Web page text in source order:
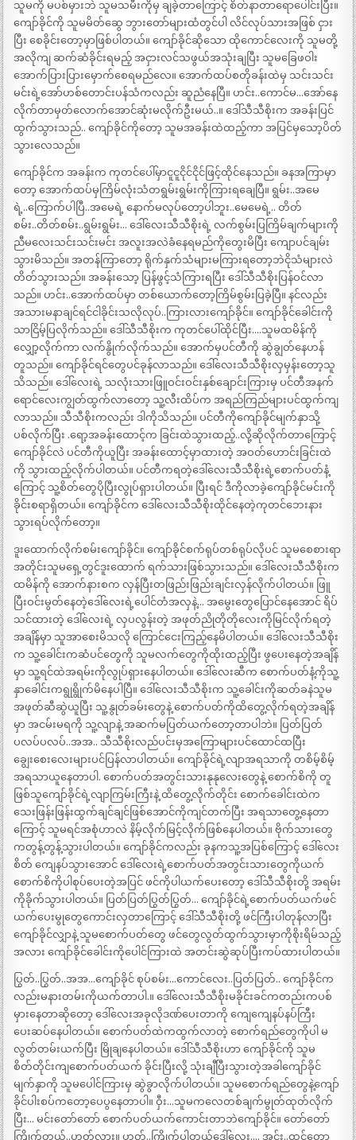
သူမကို မပစ်မှားဘဲ သူမသမီးကိုမှ ချခဲ့တာကြောင့် စိတ်နာတာရောပေါင်းပြီး။
ကျော်ခိုင်ကို သူမမိတ်ဆွေ ဘွားတော်များထံတွင်ပါ လိင်လုပ်သားအဖြစ် ငှား
ပြီး စေခိုင်းတော့မှာဖြစ်ပါတယ်။ ကျော်ခိုင်ဆိုသော ထိုကောင်လေးကို သူမတို့
အလိုကျ ဆက်ဆံခိုင်းရမည့် အငှားလင်သဖွယ်အသုံးချပြီး သူမခြေဖဝါး
အောက်ပြားပြားမှောက်စေရမည်လေ။ အောက်ထပ်စတိုခန်းထဲမှ သင်းသင်း
မင်းရဲ့အော်ဟစ်တောင်းပန်သံကလည်း ဆူညံနေပြီ။ ဟင်း..ကောင်မ…အော်နေ
လိုက်တာမှတ်လောက်အောင်ဆုံးမလိုက်ဦးမယ်..။ ဒေါ်သီသီစိုးက အခန်းပြင်
ထွက်သွားသည်.. ကျော်ခိုင်ကိုတော့ သူမအခန်းထဲထည့်ကာ အပြင်မှသော့ပိတ်
သွားလေသည်။
ကျော်ခိုင်က အခန်းက ကုတင်ပေါ်မှာငူငူငိုင်ငိုင်ဖြင့်ထိုင်နေသည်။ ခနအကြာမှာ
တော့ အောက်ထပ်မှကြိမ်လုံးသံတရွမ်းရွမ်းကိုကြားရချေပြီ။ ရွမ်း..အမေ
ရဲ့..ကြောက်ပါပြီ..အမေရဲ့ နောက်မလုပ်တော့ပါဘူး..မေမေရဲ့.. တိတ်
စမ်း..တိတ်စမ်း..ရွမ်းရွမ်း… ဒေါ်လေးသီသီစိုးရဲ့ လက်စွမ်းပြကြိမ်ချက်များကို
ညီမလေးသင်းသင်းမင်း အလူးအလဲခံနေရမည်ကိုတွေးမိပြီး ကျောပင်ချမ်း
သွားမိသည်။ အတန်ကြာတော့ ရိုက်နှက်သံများမကြားရတော့ဘဲငိုသံများလဲ
တိတ်သွားသည်။ အခန်းသော့ ပြန်ဖွင့်သံကြားရပြီး ဒေါ်သီသီစိုးပြန်ဝင်လာ
သည်။ ဟင်း..အောက်ထပ်မှာ တစ်ယောက်တော့ကြိမ်စွမ်းပြခဲ့ပြီ။ နင်လည်း
အသားမနာချင်ရင်ငါခိုင်းသလိုလုပ်..ကြားလားကျော်ခိုင်။ ကျော်ခိုင်ခေါင်းကို
သာငြိမ့်ပြလိုက်သည်။ ဒေါ်သီသီစိုးက ကုတင်ပေါ်ထိုင်ပြီး….သူမထမိန်ကို
လျှော့လိုက်ကာ လက်နွိုက်လိုက်သည်။ အောက်မှပင်တီကို ဆွဲချွတ်နေဟန်
တူသည်။ ကျော်ခိုင်ရင်တွေပင်ခုန်လာသည်။ ဒေါ်လေးသီသီစိုးလှမှန်းတော့သူ
သိသည်။ ဒေါ်လေးရဲ့ သလုံးသားဖြူဝင်းဝင်းနှစ်ချောင်းကြားမှ ပင်တီအနက်
ရောင်လေးကျွတ်ထွက်လာတော့ သူ့လီးထိပ်က အရည်ကြည်များပင်ထွက်ကျ
လာသည်။ သီသီစိုးကလည်း ဒါကိုသိသည်။ ပင်တီကိုကျော်ခိုင်မျက်နှာသို့
ပစ်လိုက်ပြီး .ရော့အခန်းထောင့်က ခြင်းထဲသွားထည့်..လို့ဆိုလိုက်တာကြောင့်
ကျော်ခိုင်လဲ ပင်တီကိုယူပြီး အခန်းထောင့်မှာထားတဲ့ အဝတ်ဟောင်းခြင်းထဲ
ကို သွားထည့်လိုက်ပါတယ်။ ပင်တီကရတဲ့ဒေါ်လေးသီသီစိုးရဲ့စောက်ပတ်နံ့
ကြောင့် သူ့စိတ်တွေပိုပြီးလွုပ်ရှားပါတယ်။ ပြီးရင် ဒီကိုလာခဲ့ကျော်ခိုင်မင်းကို
ခိုင်းစရာရှိတယ်။ ကျော်ခိုင်က ဒေါ်လေးသီသီစိုးထိုင်နေတဲ့ကုတင်ဘေးနား
သွားရပ်လိုက်တော့။
ဒူးထောက်လိုက်စမ်းကျော်ခိုင်။ ကျော်ခိုင်စက်ရုပ်တစ်ရုပ်လိုပင် သူမစေစားရာ
အတိုင်းသူမရှေ့တွင်ဒူးထောက် ရက်သားဖြစ်သွားသည်။ ဒေါ်လေးသီသီစိုးက
ထမိန်ကို အောက်နားစက လှန်ပြီးတဖြည်းဖြည်းချင်းလှန်လိုက်ပါတယ်။ ဖြူ
ပြီးဝင်းမွတ်နေတဲ့ဒေါ်လေးရဲ့ပေါင်တံအလှနဲ့… အမွေးတွေပြောင်နေအောင် ရိပ်
သင်ထားတဲ့ ဒေါ်လေးရဲ့ လှပလွန်းတဲ့ အဖုတ်ညိုတိုတိုလေးကိုမြင်လိုက်ရတဲ့
အချိန်မှာ သူအာစေးမိသလို ကြောင်ငေးကြည့်နေမိပါတယ်။ ဒေါ်လေးသီသီစိုး
က သူ့ခေါင်းကဆံပင်တွေကို သူမလက်တွေကိုထိုးထည့်ပြီး ဖွပေးနေတဲ့အချိန်
မှာ သူ့ရင်ထဲအရမ်းကိုလွုပ်ရှားနေပါတယ်။ ဒေါ်လေးဆီက စောက်ပတ်နံ့ကိုသူ့
နှာခေါင်းကရွုရွိုက်မိနေပါပြီ။ ဒေါ်လေးသီသီစိုးက သူ့ခေါင်းကိုဆတ်ခနဲသူမ
အဖုတ်ဆီဆွဲယူပြီး သူ့နွုတ်ခမ်းတွေနဲ့ စောက်ပတ်ကိုထိတွေ့လိုက်ရတဲ့အချိန်
မှာ အငမ်းမရကို သူ့လျာနဲ့ အဆက်မပြတ်ယက်တော့တာပါဘဲ။ ပြတ်ပြတ်
ပလပ်ပလပ်..အအ.. သီသီစိုးလည်ပင်းမှအကြောများပင်ထောင်ထပြီး
ချွေးစေးလေးများပင်ပြန်လာပါတယ်။ ကျော်ခိုင်ရဲ့လျာအရသာကို တစိမ့်စိမ့်
အရသာယူနေတာပါ. စောက်ပတ်အတွင်းသားနုနုလေးတွေနဲ့ စောက်စိကို တူ
ဖြစ်သူကျော်ခိုင်ရဲ့လျာကြမ်းကြီးနဲ့ ထိတွေ့လိုက်တိုင်း စောက်ခေါင်းထဲက
သေးဖြန်းဖြန်းထွက်ချင်ချင်ဖြစ်အောင်ကိုကျင်တက်ပြီး အရသာတွေ့နေတာ
ကြောင့် သူမရင်အစုံဟာလဲ နိမ့်လိုက်မြင့်လိုက်ဖြစ်နေပါတယ်။ ဗိုက်သားတွေ
ကတွန့်တွန့်သွားပါတယ်။ ကျော်ခိုင်ကလည်း ခုနကသူ့အပြစ်ကြောင့် ဒေါ်လေး
စိတ် ကျေနပ်သွားအောင် ဒေါ်လေးရဲ့စောက်ပတ်အတွင်းသားတွေကိုယက်
စောက်စိကိုပါစုပ်ပေးတဲ့အပြင် ဖင်ကိုပါယက်ပေးတော့ ဒေါ်သီသီစိုးတို့ အရမ်း
ကိုခိုက်သွားပါတယ်။ ပြတ်ပြတ်ပြွတ်ပြွတ်… ကျော်ခိုင်ရဲ့စောက်ပတ်ယက်ဖင်
ယက်ပေးမွုတွေကောင်းလှတာကြောင့် ဒေါ်သီသီစိုးတို့ ဖင်ကြီးပါတုန်လာပြီး
ကျော်ခိုင်လျှာနဲ့ သူမစောက်ပတ်တွေ ဖင်တွေလွတ်ထွက်သွားမှာကိုစိုးရိမ်သည့်
အလား ကျော်ခိုင်ခေါင်းကိုပေါင်ကြားထဲ အတင်းဆွဲဆုပ်ပြီးကပ်ထားပါတယ်။
ပြွတ်..ပြွတ်..အအ…ကျော်ခိုင် စုပ်စမ်း…ကောင်လေး..ပြတ်ပြတ်.. ကျော်ခိုင်က
လည်းမနားတမ်းကိုယက်တာပါ.။ ဒေါ်လေးသီသီစိုးမခိုင်းခင်ကတည်းကပစ်
မှားနေတာဆိုတော့ ဒေါ်လေးအခုလိုဒဏ်ပေးတာကို ကျေကျေနပ်နပ်ကြီး
ပေးဆပ်နေပါတယ်။ စောက်ပတ်ထဲကထွက်လာတဲ့ စောက်ရည်တွေကိုပါ မ
လွတ်တမ်းယက်ပြီး မြိုချနေပါတယ်။ ဒေါ်သီသီစိုးဟာ ကျော်ခိုင်ကို သူမ
စိတ်တိုင်းကျစောက်ပတ်ယက် ခိုင်းပြီးလို့ သုံးချီပြီးသွားတဲ့အခါကျော်ခိုင်
မျက်နှာကို သူမပေါင်ကြားမှ ဆွဲခွာလိုက်ပါတယ်။ သူမစောက်ရည်တွေနဲ့ကျော်
ခိုင်ပါးစပ်ကတော့ပေပွနေတာပါ။ ဝှီး…သူမကလေတစ်ချက်မွုတ်ထုတ်လိုက်
ပြီး… မင်းတော်တော် စောက်ပတ်ယက်ကောင်းတာဘဲကျော်ခိုင်။ တော်တော်
ကြိုက်တယ်..ဟုတ်လား။ ဟုတ်..ကြိုက်ပါတယ်ဒေါ်လေး…. အင်း..ထင်တော့